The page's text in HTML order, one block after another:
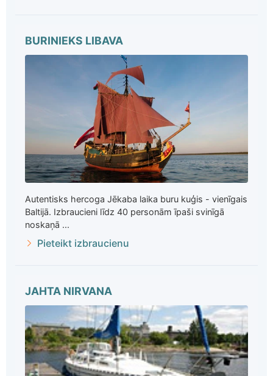
BURINIEKS LIBAVA
Autentisks hercoga Jēkaba laika buru kuģis - vienīgais
Baltijā. Izbraucieni līdz 40 personām īpaši svinīgā
noskaņā ...
Pieteikt izbraucienu
JAHTA NIRVANA